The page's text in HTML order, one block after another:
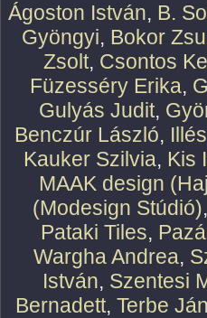
Ágoston István, B.
Gyöngyi, Bokor
Zsolt, Csontos
Füzesséry Erika,
Gulyás Judit,
Benczúr László,
Kauker Szilvia, Kis
MAAK design
(Modesign Stúdió),
Pataki Tiles,
Wargha Andrea,
István, Szentesi
Bernadett, Terbe